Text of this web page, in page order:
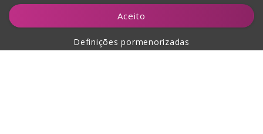
Aceito
Definições pormenorizadas
Adicionar ao carrinho